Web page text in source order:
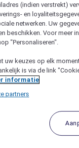
(indien verstrekt)
en
netwerken. Uw
beschikken. Voor meer
"Personaliseren".
uw keuzes op elk
is via de link
informatie
partners